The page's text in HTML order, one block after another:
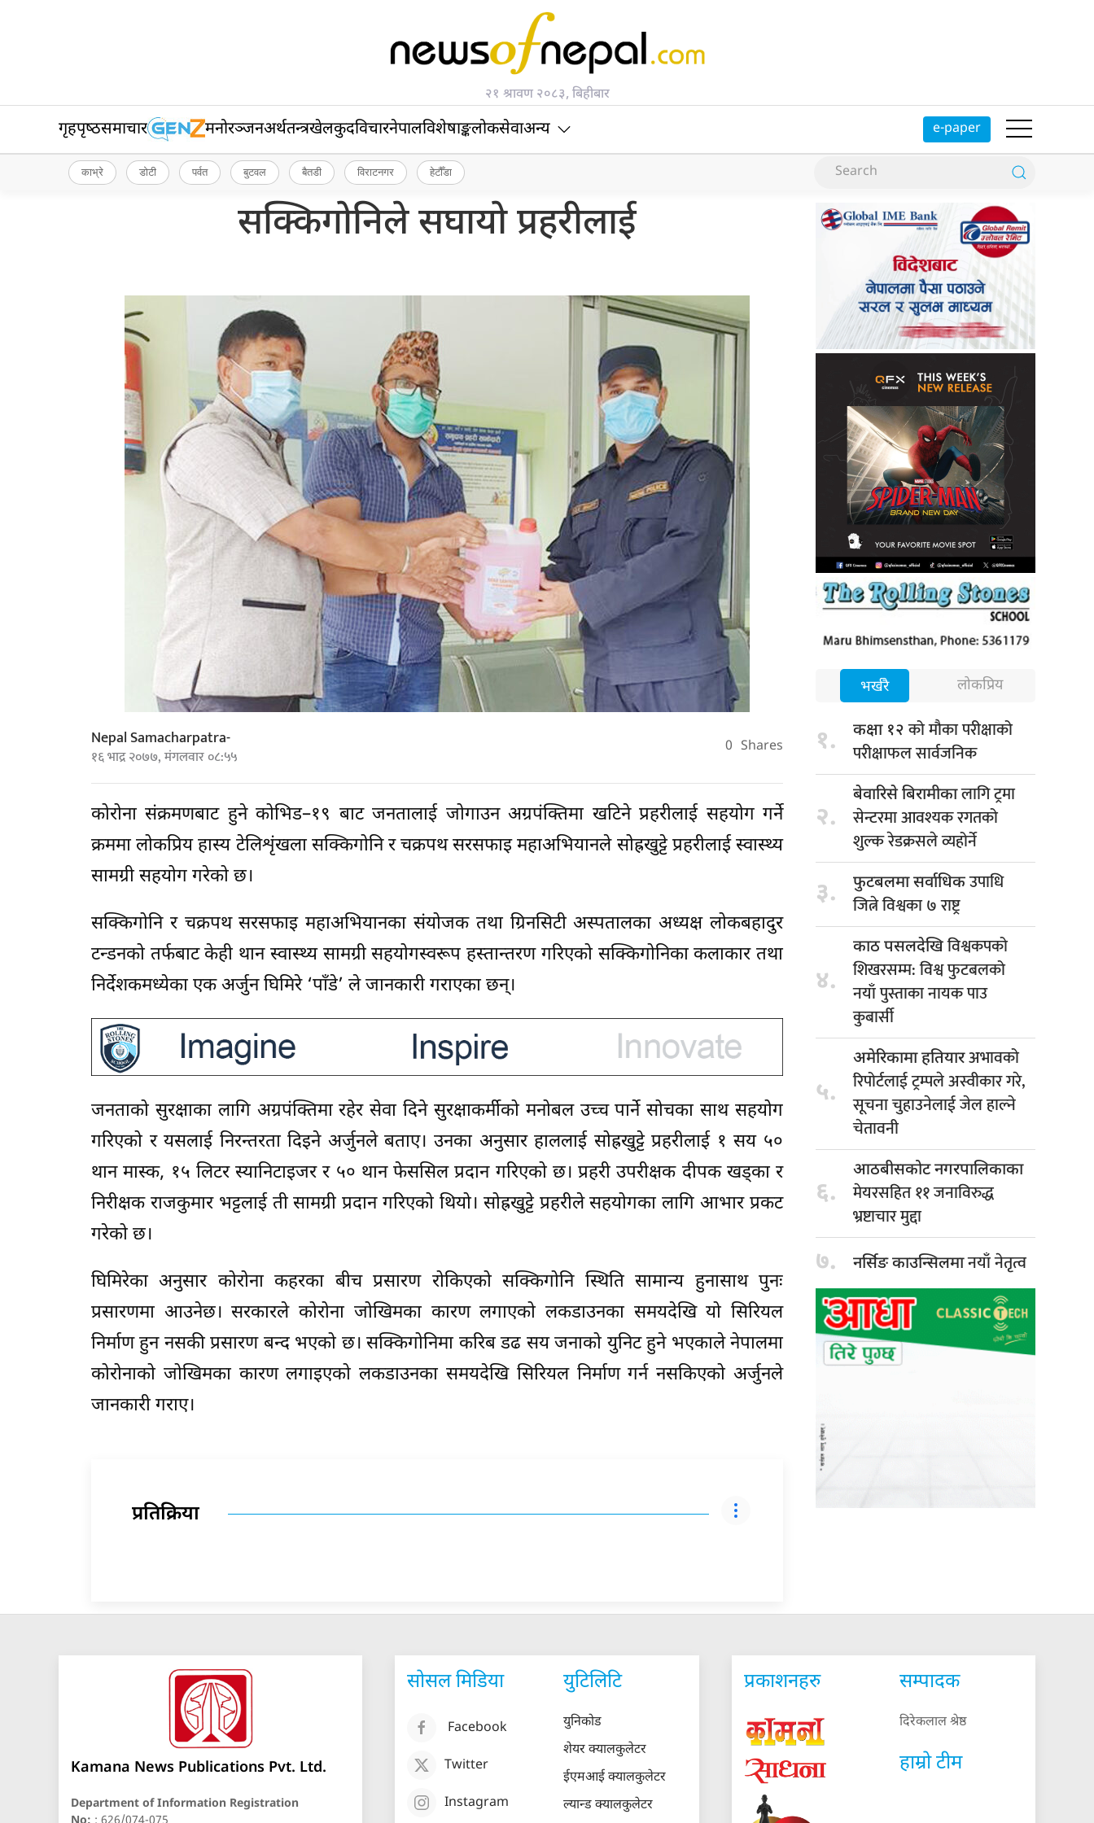
२१ श्रावण २०८३, बिहीबार
गृहपृष्‍ठसमाचार मनोरञ्जनअर्थतन्त्रखेलकुदविचारनेपालविशेषाङ्कलोकसेवाअन्य e-paper
काभ्रे डोटी पर्वत बुटवल बैतडी विराटनगर हेटौँडा
सक्किगोनिले सघायो प्रहरीलाई
Nepal Samacharpatra-
१६ भाद्र २०७७, मंगलवार ०८:५५ 0 Shares
कोरोना संक्रमणबाट हुने कोभिड–१९ बाट जनतालाई जोगाउन अग्रपंक्तिमा खटिने प्रहरीलाई सहयोग गर्ने
क्रममा लोकप्रिय हास्य टेलिशृंखला सक्किगोनि र चक्रपथ सरसफाइ महाअभियानले सोह्रखुट्टे प्रहरीलाई स्वास्थ्य
सामग्री सहयोग गरेको छ।
सक्किगोनि र चक्रपथ सरसफाइ महाअभियानका संयोजक तथा ग्रिनसिटी अस्पतालका अध्यक्ष लोकबहादुर
टन्डनको तर्फबाट केही थान स्वास्थ्य सामग्री सहयोगस्वरूप हस्तान्तरण गरिएको सक्किगोनिका कलाकार तथा
निर्देशकमध्येका एक अर्जुन घिमिरे ‘पाँडे’ ले जानकारी गराएका छन्।
जनताको सुरक्षाका लागि अग्रपंक्तिमा रहेर सेवा दिने सुरक्षाकर्मीको मनोबल उच्च पार्ने सोचका साथ सहयोग
गरिएको र यसलाई निरन्तरता दिइने अर्जुनले बताए। उनका अनुसार हाललाई सोह्रखुट्टे प्रहरीलाई १ सय ५०
थान मास्क, १५ लिटर स्यानिटाइजर र ५० थान फेससिल प्रदान गरिएको छ। प्रहरी उपरीक्षक दीपक खड्का र
निरीक्षक राजकुमार भट्टलाई ती सामग्री प्रदान गरिएको थियो। सोह्रखुट्टे प्रहरीले सहयोगका लागि आभार प्रकट
गरेको छ।
घिमिरेका अनुसार कोरोना कहरका बीच प्रसारण रोकिएको सक्किगोनि स्थिति सामान्य हुनासाथ पुनः
प्रसारणमा आउनेछ। सरकारले कोरोना जोखिमका कारण लगाएको लकडाउनका समयदेखि यो सिरियल
निर्माण हुन नसकी प्रसारण बन्द भएको छ। सक्किगोनिमा करिब डढ सय जनाको युनिट हुने भएकाले नेपालमा
कोरोनाको जोखिमका कारण लगाइएको लकडाउनका समयदेखि सिरियल निर्माण गर्न नसकिएको अर्जुनले
जानकारी गराए।
प्रतिक्रिया
भर्खरै लोकप्रिय
१. कक्षा १२को मौका परीक्षाको
परीक्षाफल सार्वजनिक
२.
बेवारिसे बिरामीकालागि ट्रमा
सेन्टरमा आवश्यक रगतको
शुल्क रेडक्रसले व्यहोर्ने
३. फुटबलमा सर्वाधिकउपाधि
जित्ने विश्वका ७ राष्ट्र
४.
काठ पसलदेखिविश्वकपको
शिखरसम्म: विश्व फुटबलको
नयाँ पुस्ताका नायक पाउ
कुबार्सी
५.
अमेरिकामा हतियारअभावको
रिपोर्टलाई ट्रम्पले अस्वीकार गरे,
सूचना चुहाउनेलाई जेल हाल्ने
चेतावनी
६.
आठबीसकोट नगरपालिकाका
मेयरसहित ११ जनाविरुद्ध
भ्रष्टाचार मुद्दा
७. नर्सिङ काउन्सिलमानयाँ नेतृत्व
Kamana News Publications Pvt. Ltd.
Department of Information Registration
सोसल मिडिया
Facebook
Twitter
Instagram
युटिलिटि
युनिकोड
शेयर क्यालकुलेटर
ईएमआई क्यालकुलेटर
ल्यान्ड क्यालकुलेटर
प्रकाशनहरु सम्पादक
दिरेकलाल श्रेष्ठ
हाम्रो टीम